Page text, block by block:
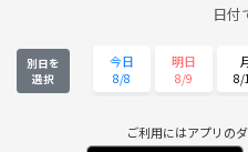
日付
別日を
選択
今日
8/8
明日
8/9 8/
8/14 8/15 8/
ご利用にはアプリの